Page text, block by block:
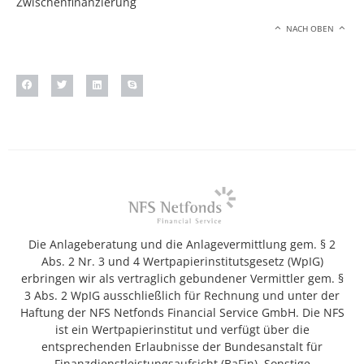
NACH OBEN
Die Anlageberatung und die Anlagevermittlung gem. § 2
Abs. 2 Nr. 3 und 4 Wertpapierinstitutsgesetz (WpIG)
erbringen wir als vertraglich gebundener Vermittler gem. §
3 Abs. 2 WpIG ausschließlich für Rechnung und unter der
Haftung der NFS Netfonds Financial Service GmbH. Die NFS
ist ein Wertpapierinstitut und verfügt über die
entsprechenden Erlaubnisse der Bundesanstalt für